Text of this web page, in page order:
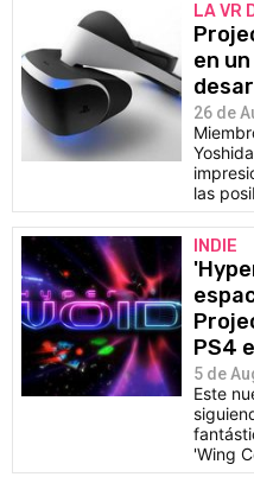
LA VR
en
26 de
las
INDIE
PS4
5 de
Este
'Wing